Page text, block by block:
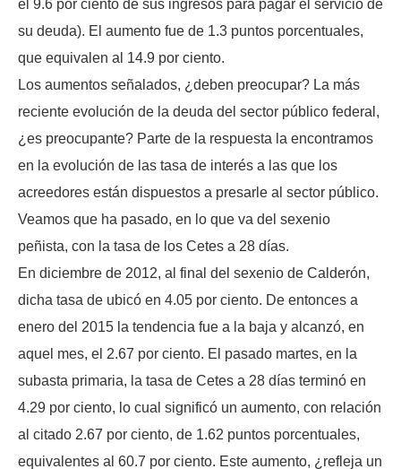
el 9.6 por ciento de sus ingresos para pagar el servicio de
su deuda). El aumento fue de 1.3 puntos porcentuales,
que equivalen al 14.9 por ciento.
Los aumentos señalados, ¿deben preocupar? La más
reciente evolución de la deuda del sector público federal,
¿es preocupante? Parte de la respuesta la encontramos
en la evolución de las tasa de interés a las que los
acreedores están dispuestos a presarle al sector público.
Veamos que ha pasado, en lo que va del sexenio
peñista, con la tasa de los Cetes a 28 días.
En diciembre de 2012, al final del sexenio de Calderón,
dicha tasa de ubicó en 4.05 por ciento. De entonces a
enero del 2015 la tendencia fue a la baja y alcanzó, en
aquel mes, el 2.67 por ciento. El pasado martes, en la
subasta primaria, la tasa de Cetes a 28 días terminó en
4.29 por ciento, lo cual significó un aumento, con relación
al citado 2.67 por ciento, de 1.62 puntos porcentuales,
equivalentes al 60.7 por ciento. Este aumento, ¿refleja un